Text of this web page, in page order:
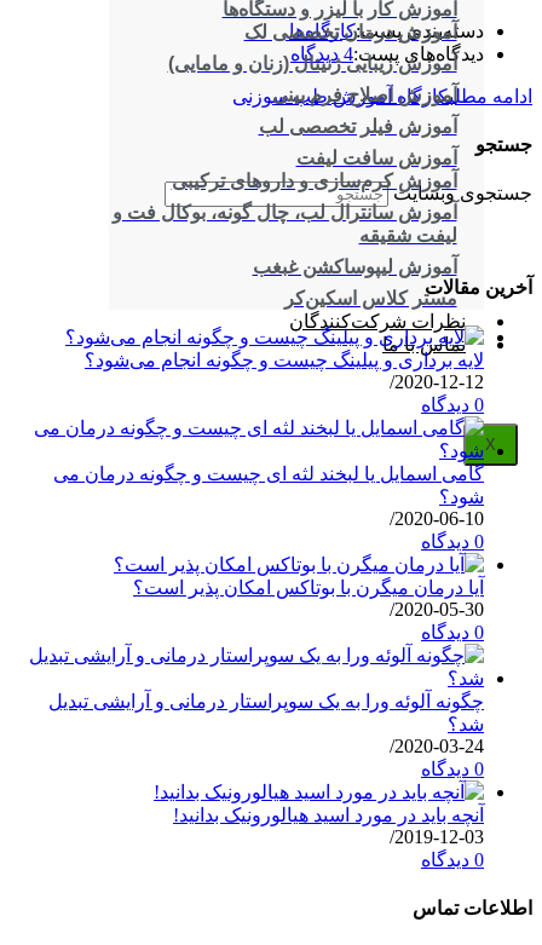
آموزش کار با لیزر و دستگاه‌ها
آموزش درمان تخصصی لک
آموزش زیبایی ژنیتال (زنان و مامایی)
آموزش اصلاح فرم بینی
آموزش فیلر تخصصی لب
آموزش سافت لیفت
آموزش کرم‌سازی و داروهای ترکیبی
آموزش سانترال لب، چال گونه، بوکال فت و
لیفت شقیقه
آموزش لیپوساکشن غبغب
مستر کلاس اسکین‌کر
نظرات شرکت‌کنندگان
تماس با ما
X
دسته‌بندی پست:کارگاه‌ها
دیدگاه‌های پست:4 دیدگاه
ادامه مطلبکارگاه آموزش طب سوزنی
جستجو
جستجوی وبسایت
آخرین مقالات
لایه برداری و پیلینگ چیست و چگونه انجام می‌شود؟
2020-12-12
/
0 دیدگاه
گامی اسمایل یا لبخند لثه ای چیست و چگونه درمان می
شود؟
2020-06-10
/
0 دیدگاه
آیا درمان میگرن با بوتاکس امکان پذیر است؟
2020-05-30
/
0 دیدگاه
چگونه آلوئه ورا به یک سوپراستار درمانی و آرایشی تبدیل
شد؟
2020-03-24
/
0 دیدگاه
آنچه باید در مورد اسید هیالورونیک بدانید!
2019-12-03
/
0 دیدگاه
اطلاعات تماس